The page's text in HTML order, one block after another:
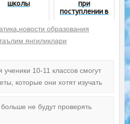
школы
при
поступлении в
анные школы?
,новости образования
янгиликлари
10-11 классов смогут
которые они хотят изучать
не будут проверять